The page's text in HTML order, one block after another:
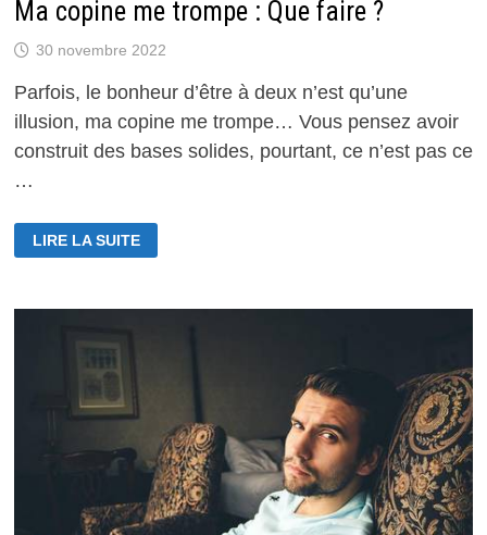
Ma copine me trompe : Que faire ?
30 novembre 2022
Parfois, le bonheur d’être à deux n’est qu’une
illusion, ma copine me trompe… Vous pensez avoir
construit des bases solides, pourtant, ce n’est pas ce
…
MA
COPINE
ME
QUE
LIRE LA SUITE